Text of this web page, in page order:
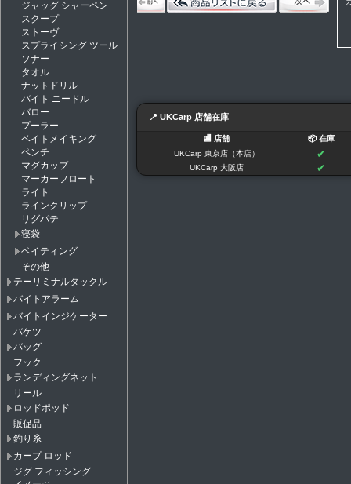
ジャッグ シャーペン
スクープ
ストーヴ
スプライシング ツール
ソナー
タオル
ナットドリル
バイト ニードル
バロー
プーラー
ベイトメイキング
ペンチ
マグカップ
マーカーフロート
ライト
ラインクリップ
リグパテ
寝袋
ベイティング
その他
テーリミナルタックル
バイトアラーム
バイトインジケーター
バケツ
バッグ
フック
ランディングネット
リール
ロッドポッド
販促品
釣り糸
カープ ロッド
ジグ フィッシング
📍 UKCarp 店舗在庫
🏬 店舗
📦 在庫
UKCarp 東京店（本店）
✔
UKCarp 大阪店 ✔